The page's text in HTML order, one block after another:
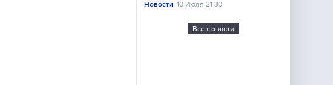
Новости 10 Июля 21:30
Все новости